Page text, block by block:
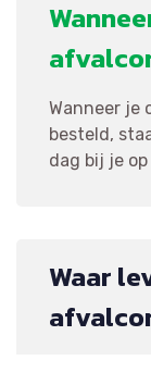
Wanneer je
besteld,
dag bij je
Waar